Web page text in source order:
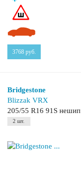
3768 руб.
Bridgestone
Blizzak VRX
205/55 R16 91S нешип
2 шт.